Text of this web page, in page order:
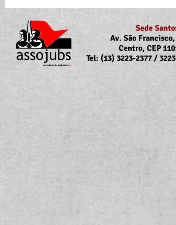
Portaria Nº 10.855/2026
sobre a atualização da
concessão do auxílio-saúde
para servidores/as ativos/as e
inativos/as
Sede
Av. São
Centro, CEP
Tel: (13) 3223-2377 /